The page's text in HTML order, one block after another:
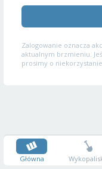
Zalogowanie oznacza
aktualnym brzmieniu.
prosimy o
Główna